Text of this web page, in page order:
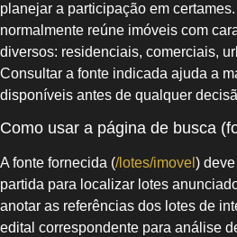
planejar a participação em
normalmente reúne imóveis com
diversos: residenciais, comerciais,
Consultar a fonte indicada ajuda a
disponíveis antes de qualquer
Como usar a página de busca
A fonte fornecida (/lotes/imovel )
partida para localizar lotes
anotar as referências dos lotes de
edital correspondente para análise